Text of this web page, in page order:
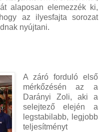
alaposan elemezzék ki,
az ilyesfajta sorozat
nyújtani.
A záró forduló első
mérkőzésén az a
Darányi Zoli, aki a
selejtező elején a
legstabilabb, legjobb
teljesítményt